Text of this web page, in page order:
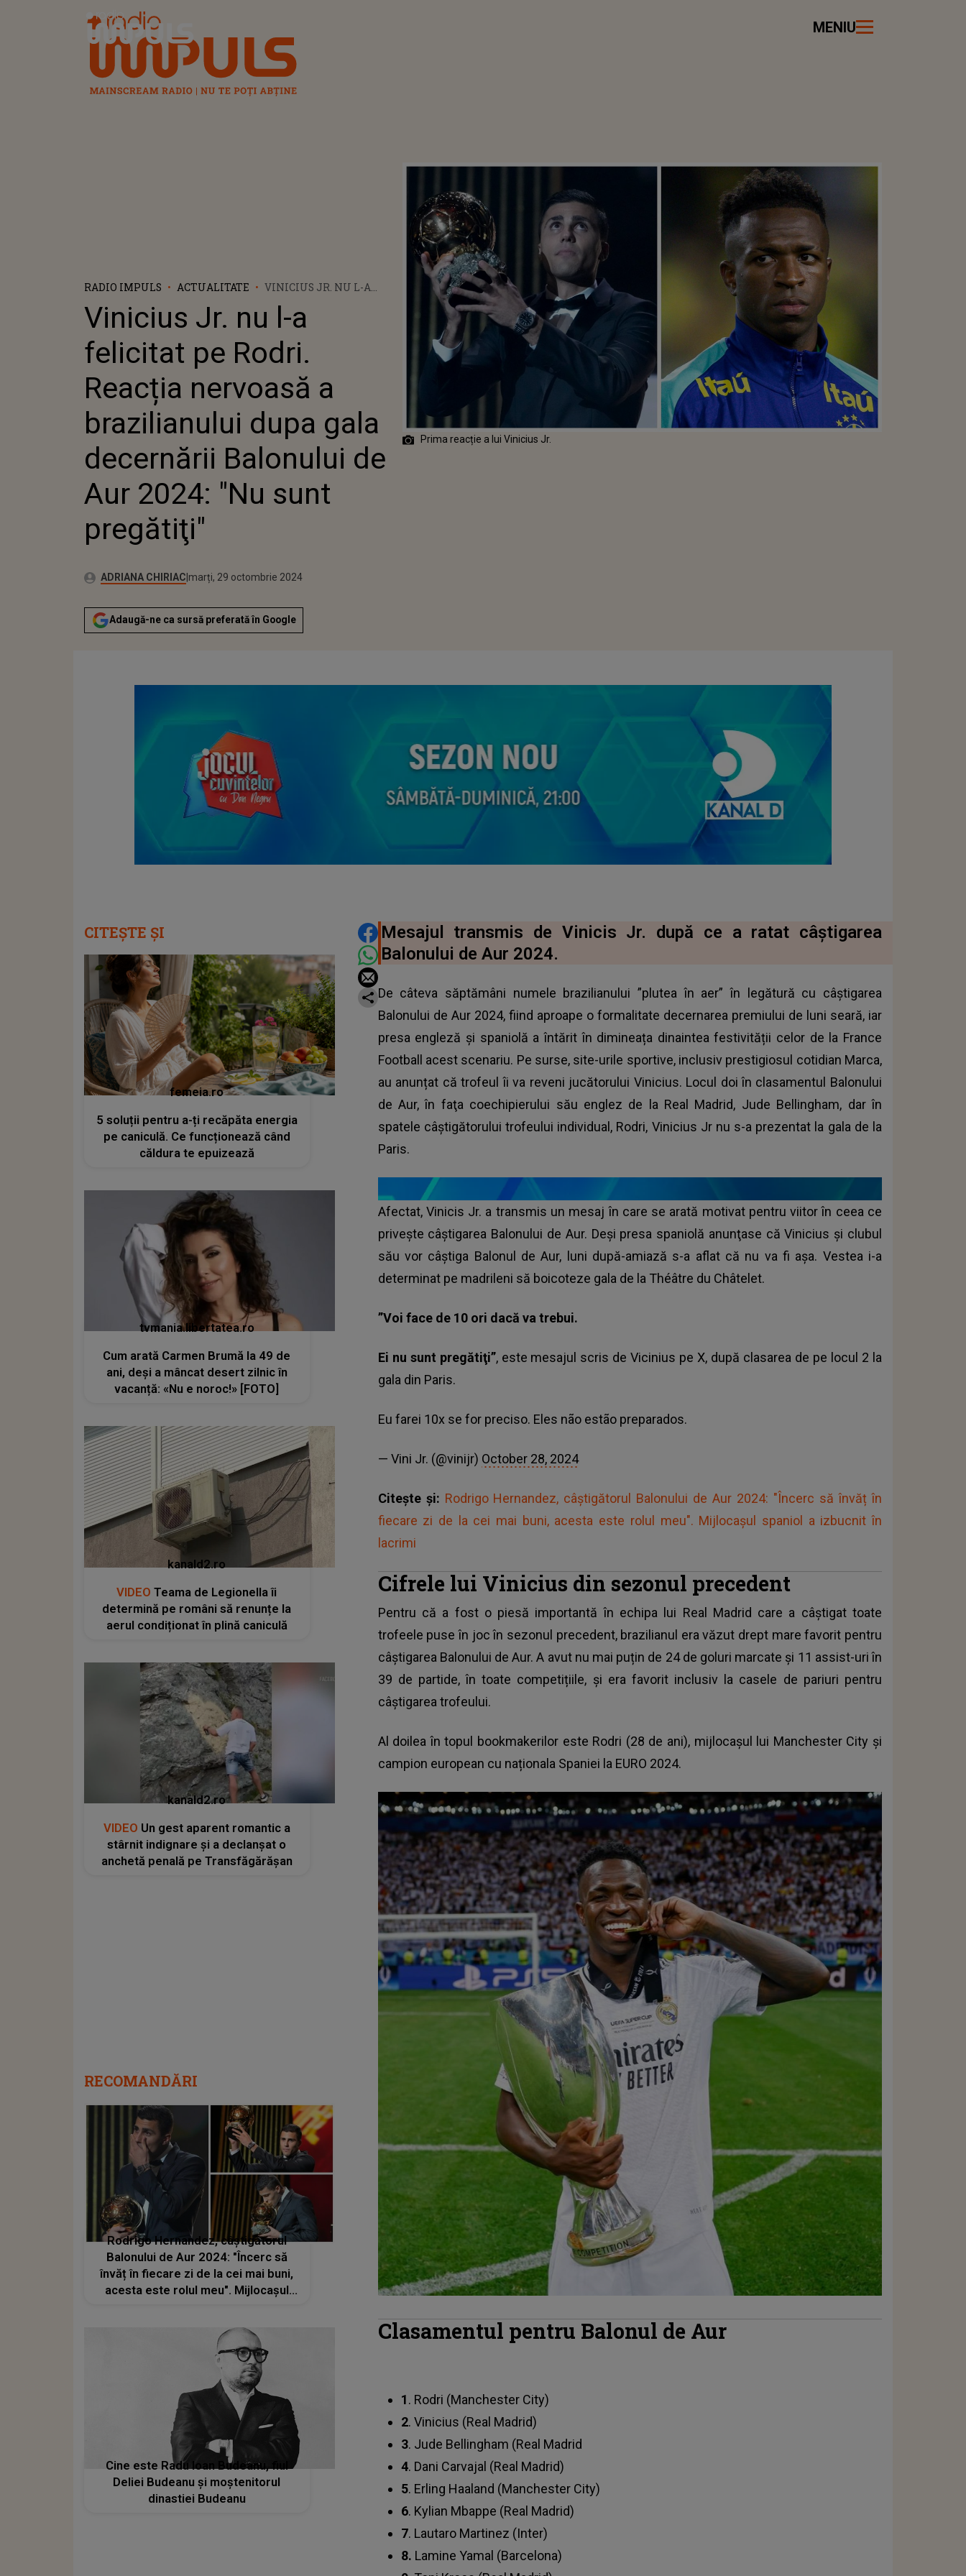
Radio Impuls MENIU
RADIO IMPULS ACTUALITATE
VINICIUS JR. NU L-A
REACȚIA NERVOASĂ A
BRAZILIANULUI DUPA
GALA DECERNĂRII
BALONULUI DE AUR 2024:
"NU SUNT PREGĂTIŢI"
Vinicius Jr. nu l-a
felicitat pe Rodri.
Reacția nervoasă a
brazilianului dupa gala
decernării Balonului de
Aur 2024: "Nu sunt
pregătiţi"
Autor:ADRIANA CHIRIACPublicat:
marți, 29 octombrie 2024
Actualizat:
marți, 29 octombrie 2024
Adaugă-ne ca sursă preferată în Google
Prima reacție a lui Vinicius Jr.
DISTRIBUIE ARTICOLUL
Mesajul transmis de Vinicis Jr. după ce a ratat câștigarea
Balonului de Aur 2024.
De câteva săptămâni numele brazilianului ”plutea în aer” în legătură cu câștigarea
Balonului de Aur 2024, fiind aproape o formalitate decernarea premiului de luni seară, iar
presa engleză și spaniolă a întărit în dimineața dinaintea festivității celor de la France
Football acest scenariu. Pe surse, site-urile sportive, inclusiv prestigiosul cotidian Marca,
au anunțat că trofeul îi va reveni jucătorului Vinicius. Locul doi în clasamentul Balonului
de Aur, în faţa coechipierului său englez de la Real Madrid, Jude Bellingham, dar în
spatele câştigătorului trofeului individual, Rodri, Vinicius Jr nu s-a prezentat la gala de la
Paris.
Afectat, Vinicis Jr. a transmis un mesaj în care se arată motivat pentru viitor în ceea ce
privește câștigarea Balonului de Aur. Deşi presa spaniolă anunţase că Vinicius şi clubul
său vor câştiga Balonul de Aur, luni după-amiază s-a aflat că nu va fi aşa. Vestea i-a
determinat pe madrileni să boicoteze gala de la Théâtre du Châtelet.
”Voi face de 10 ori dacă va trebui.
Ei nu sunt pregătiţi”, este mesajul scris de Vicinius pe X, după clasarea de pe locul 2 la
gala din Paris.
Eu farei 10x se for preciso. Eles não estão preparados.
— Vini Jr. (@vinijr) October 28, 2024
Citește și: Rodrigo Hernandez, câștigătorul Balonului de Aur 2024: "Încerc să învăț în
fiecare zi de la cei mai buni, acesta este rolul meu". Mijlocaşul spaniol a izbucnit în
lacrimi
Cifrele lui Vinicius din sezonul precedent
Pentru că a fost o piesă importantă în echipa lui Real Madrid care a câștigat toate
trofeele puse în joc în sezonul precedent, brazilianul era văzut drept mare favorit pentru
câștigarea Balonului de Aur. A avut nu mai puțin de 24 de goluri marcate și 11 assist-uri în
39 de partide, în toate competițiile, și era favorit inclusiv la casele de pariuri pentru
câștigarea trofeului.
Al doilea în topul bookmakerilor este Rodri (28 de ani), mijlocașul lui Manchester City și
campion european cu naționala Spaniei la EURO 2024.
Clasamentul pentru Balonul de Aur
1. Rodri (Manchester City)
2. Vinicius (Real Madrid)
3. Jude Bellingham (Real Madrid
4. Dani Carvajal (Real Madrid)
5. Erling Haaland (Manchester City)
6. Kylian Mbappe (Real Madrid)
7. Lautaro Martinez (Inter)
8. Lamine Yamal (Barcelona)
CITEȘTE ȘI
femeia.ro
5 soluții pentru a-ți recăpăta energia
pe caniculă. Ce funcționează când
căldura te epuizează
tvmania.libertatea.ro
Cum arată Carmen Brumă la 49 de
ani, deși a mâncat desert zilnic în
vacanță: «Nu e noroc!» [FOTO]
kanald2.ro
VIDEO Teama de Legionella îi
determină pe români să renunțe la
aerul condiționat în plină caniculă
kanald2.ro
VIDEO Un gest aparent romantic a
stârnit indignare și a declanșat o
anchetă penală pe Transfăgărășan
RECOMANDĂRI
Rodrigo Hernandez, câștigătorul
Balonului de Aur 2024: "Încerc să
învăț în fiecare zi de la cei mai buni,
acesta este rolul meu". Mijlocaşul
Cine este Radu Ioan Budeanu, fiul
Deliei Budeanu și moștenitorul
dinastiei Budeanu